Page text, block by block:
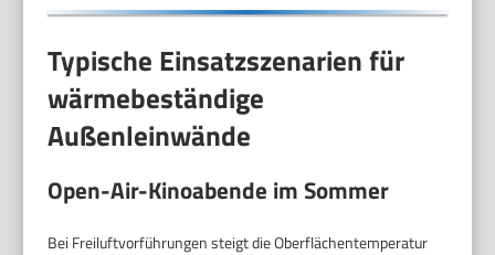
Typische Einsatzszenarien für
wärmebeständige
Außenleinwände
Open-Air-Kinoabende im Sommer
Bei Freiluftvorführungen steigt die Oberflächentemperatur